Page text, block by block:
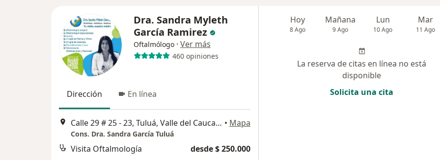
Dra. Sandra Myleth
García Ramirez
Oftalmólogo · Ver más
460 opiniones
Dirección En línea
Calle 29 # 25 - 23, Tuluá, Valle del Cauca, Tuluá • Mapa
Cons. Dra. Sandra García Tuluá
Visita Oftalmología desde $ 250.000
Hoy
8 Ago
Mañana
9 Ago
Lun
10 Ago
Mar
11 Ago
La reserva de citas en línea no está
disponible
Solicita una cita